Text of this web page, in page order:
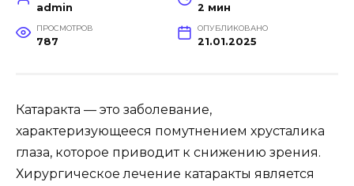
admin 2 мин
ПРОСМОТРОВ
787
ОПУБЛИКОВАНО
21.01.2025
Катаракта — это заболевание,
характеризующееся помутнением хрусталика
глаза, которое приводит к снижению зрения.
Хирургическое лечение катаракты является